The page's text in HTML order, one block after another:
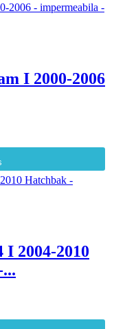
I 2000-2006
2004-2010